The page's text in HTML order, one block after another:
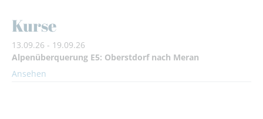
Kurse
13.09.26 - 19.09.26
Alpenüberquerung E5: Oberstdorf nach Meran
Ansehen